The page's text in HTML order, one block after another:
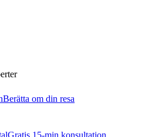
Berätta om din resa
Gratis 15-min konsultation